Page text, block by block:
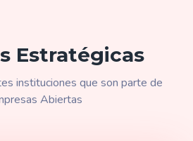
Estratégicas
instituciones que son parte de
Abiertas